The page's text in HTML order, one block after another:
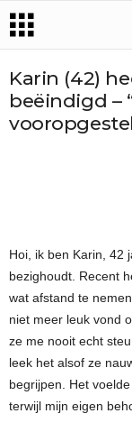
Karin (42)
beëindigd –
Hoi, ik ben Karin, 42
bezighoudt. Recent
wat afstand te
niet meer leuk vond
ze me nooit echt
leek het alsof ze
begrijpen. Het
terwijl mijn eigen